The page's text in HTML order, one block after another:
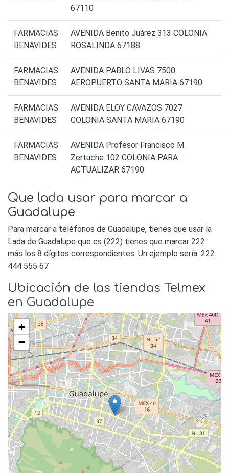
67110
FARMACIAS
BENAVIDES
AVENIDA Benito Juárez 313 COLONIA
ROSALINDA 67188
FARMACIAS
BENAVIDES
AVENIDA PABLO LIVAS 7500
AEROPUERTO SANTA MARIA 67190
FARMACIAS
BENAVIDES
AVENIDA ELOY CAVAZOS 7027
COLONIA SANTA MARIA 67190
FARMACIAS
BENAVIDES
AVENIDA Profesor Francisco M.
Zertuche 102 COLONIA PARA
ACTUALIZAR 67190
Que lada usar para marcar a
Guadalupe
Para marcar a teléfonos de Guadalupe, tienes que usar la
Lada de Guadalupe que es (222) tienes que marcar 222
más los 8 dígitos correspondientes. Un ejemplo sería: 222
444 555 67
Ubicación de las tiendas Telmex
en Guadalupe
+
−